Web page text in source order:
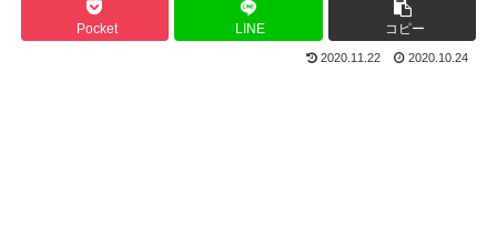
Pocket LINE コピー
2020.11.22 2020.10.24